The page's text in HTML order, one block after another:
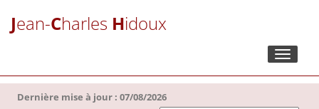
Jean-Charles Hidoux
Toggle
Dernière mise à jour : 07/08/2026